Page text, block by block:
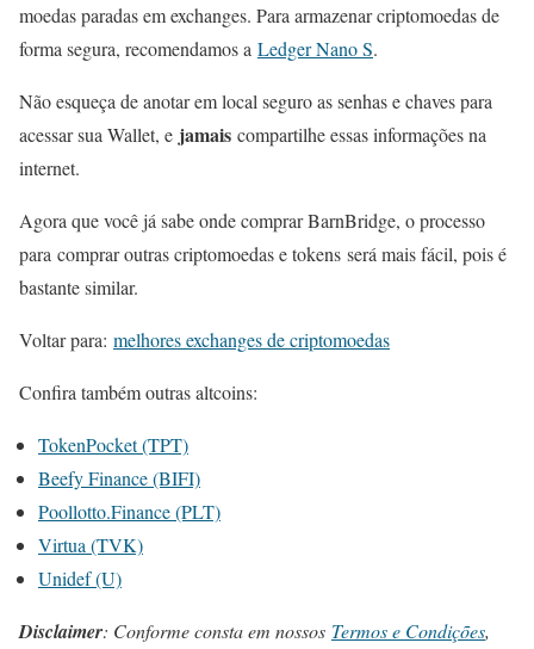
moedas paradas em exchanges. Para armazenar criptomoedas de
forma segura, recomendamos a Ledger Nano S.
Não esqueça de anotar em local seguro as senhas e chaves para
acessar sua Wallet, e jamais compartilhe essas informações na
internet.
Agora que você já sabe onde comprar BarnBridge, o processo
para comprar outras criptomoedas e tokens será mais fácil, pois é
bastante similar.
Voltar para: melhores exchanges de criptomoedas
Confira também outras altcoins:
TokenPocket (TPT)
Beefy Finance (BIFI)
Poollotto.Finance (PLT)
Virtua (TVK)
Unidef (U)
Disclaimer: Conforme consta em nossos Termos e Condições,